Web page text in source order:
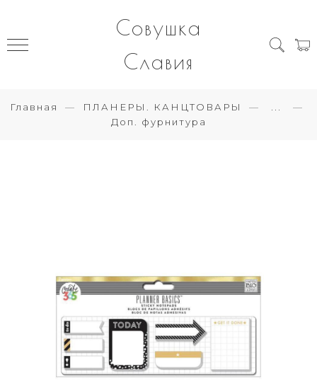
Совушка
Славия
Главная ПЛАНЕРЫ. КАНЦТОВАРЫ
Доп. фурнитура